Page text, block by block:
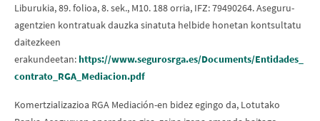
Liburukia, 89. folioa, 8. sek., M10. 188 orria, IFZ: 79490264. Aseguru-
agentzien kontratuak dauzka sinatuta helbide honetan kontsultatu
daitezkeen
erakundeetan:https://www.segurosrga.es/Documents/Entidades_
contrato_RGA_Mediacion.pdf
Komertzializazioa RGA Mediación-en bidez egingo da, Lotutako